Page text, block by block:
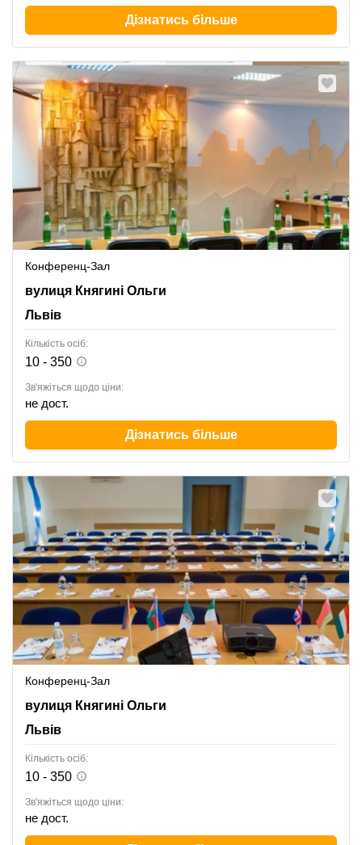
Дізнатись більше
Конференц-Зал
вулиця Княгині Ольги 116, Львів
вулиця Княгині Ольги
Львів
Кількість осіб:
10 - 350
Зв'яжіться щодо ціни:
не дост.
Дізнатись більше
Конференц-Зал
вулиця Княгині Ольги 116, Львів
вулиця Княгині Ольги
Львів
Кількість осіб:
10 - 350
Зв'яжіться щодо ціни:
не дост.